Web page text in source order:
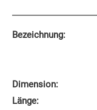
Bezeichnung:
Dimension:
Länge: